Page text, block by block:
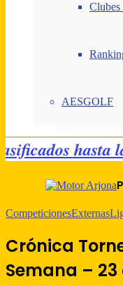
Clubes
AESGOLF
Clasificados
CompeticionesExternas
Crónica
Semana –